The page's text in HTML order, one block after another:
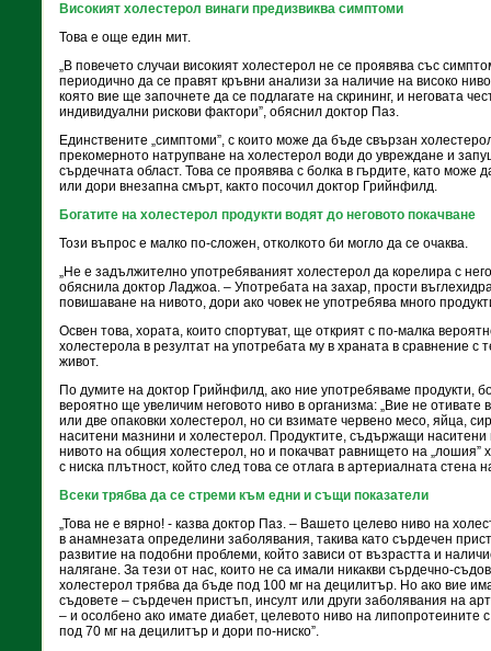
Високият холестерол винаги предизвиква симптоми
Това е още един мит.
„В повечето случаи високият холестерол не се проявява със
периодично да се правят кръвни анализи за наличие на високо
която вие ще започнете да се подлагате на скрининг, и неговата
индивидуални рискови фактори”, обяснил доктор Паз.
Единствените „симптоми”, с които може да бъде свързан
прекомерното натрупване на холестерол води до увреждане и
сърдечната област. Това се проявява с болка в гърдите, като може
или дори внезапна смърт, както посочил доктор Грийнфилд.
Богатите на холестерол продукти водят до неговото покачване
Този въпрос е малко по-сложен, отколкото би могло да се очаква.
„Не е задължително употребяваният холестерол да корелира с
обяснила доктор Ладжоа. – Употребата на захар, прости
повишаване на нивото, дори ако човек не употребява много
Освен това, хората, които спортуват, ще открият с по-малка
холестерола в резултат на употребата му в храната в сравнение с
живот.
По думите на доктор Грийнфилд, ако ние употребяваме продукти,
вероятно ще увеличим неговото ниво в организма: „Вие не отивате
или две опаковки холестерол, но си взимате червено месо, яйца,
наситени мазнини и холестерол. Продуктите, съдържащи
нивото на общия холестерол, но и покачват равнището на „лошия”
с ниска плътност, който след това се отлага в артериалната стена
Всеки трябва да се стреми към едни и същи показатели
„Това не е вярно! - казва доктор Паз. – Вашето целево ниво на
в анамнезата определини заболявания, такива като сърдечен
развитие на подобни проблеми, който зависи от възрастта и
налягане. За тези от нас, които не са имали никакви сърдечно-
холестерол трябва да бъде под 100 мг на децилитър. Но ако вие
съдовете – сърдечен пристъп, инсулт или други заболявания на
– и осолбено ако имате диабет, целевото ниво на липопротеините
под 70 мг на децилитър и дори по-ниско”.